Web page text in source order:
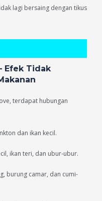
lagi bersaing dengan tikus
Efek Tidak
terdapat hubungan
dan ikan kecil.
ikan teri, dan ubur-ubur.
burung camar, dan cumi-